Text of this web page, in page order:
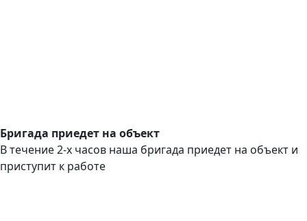
Бригада приедет на объект
В течение 2-х часов наша бригада приедет на объект и
приступит к работе